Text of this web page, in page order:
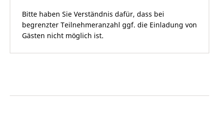
Bitte haben Sie Verständnis dafür, dass bei
begrenzter Teilnehmeranzahl ggf. die Einladung von
Gästen nicht möglich ist.